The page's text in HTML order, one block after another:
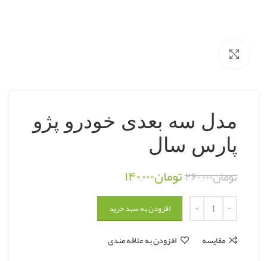
مدل سه بعدی خودرو پژو
پارس سال
تومان۲۶۰,۰۰۰تومان۱۴۰,۰۰۰
افزودن به سبد خرید
مقایسه افزودن به علاقه مندی